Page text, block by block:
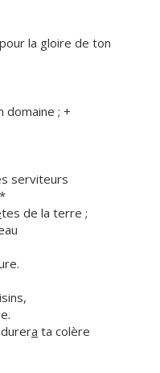
la gloire de ton
domaine ; +
serviteurs
tes de la terre ;
a ta colère